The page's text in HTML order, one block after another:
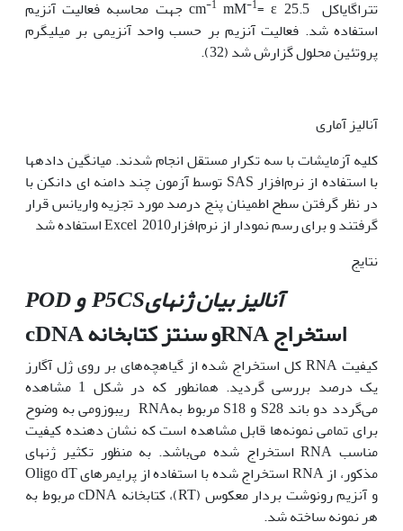
تتراگایاکل 25.5 cm
-1 mM-1
= ε جهت محاسبه فعالیت آنزیم
استفاده شد. فعالیت آنزیم بر حسب واحد آنزیمی بر میلی­گرم
پروتئین محلول گزارش شد (32).
آنالیز آماری
کلیه آزمایشات با سه تکرار مستقل انجام شدند. میانگین داده­ها
با استفاده از نرم‌افزار SAS توسط آزمون چند دامنه ای دانکن با
در نظر گرفتن سطح اطمینان پنج درصد مورد تجزیه واریانس قرار
گرفتند و برای رسم نمودار از نرم‌افزار2010 Excel استفاده شد
نتایج
آنالیز بیان ژن­هایP5CSوPOD
استخراجRNAو سنتز کتابخانهcDNA
کیفیت RNA کل استخراج شده از گیاهچه‌های بر روی ژل آگارز
یک درصد بررسی گردید. همانطور که در شکل 1 مشاهده
می‌گردد دو باند S28 و S18 مربوط بهRNA ریبوزومی به وضوح
برای تمامی نمونه‌ها قابل مشاهده است که نشان دهنده کیفیت
مناسب RNA استخراج شده می‌باشد. به منظور تکثیر ژن­های
مذکور، از RNA استخراج شده با استفاده از پرایمرهای Oligo dT
و آنزیم رونوشت بردار معکوس (RT)، کتابخانه cDNA مربوط به
هر نمونه ساخته شد.